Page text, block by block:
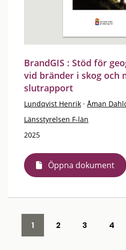
BrandGIS : Stöd för
vid bränder i skog och
slutrapport
Lundqvist Henrik · Åman
Länsstyrelsen F-län
2025
Öppna dokument
1 2 3 4